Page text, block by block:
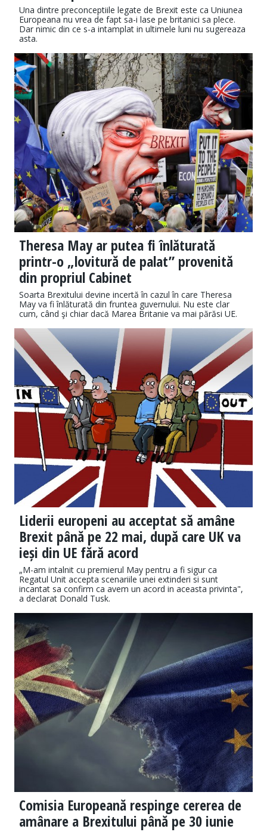
Una dintre preconceptiile legate de Brexit este ca Uniunea
Europeana nu vrea de fapt sa-i lase pe britanici sa plece.
Dar nimic din ce s-a intamplat in ultimele luni nu sugereaza
asta.
Theresa May ar putea fi înlăturată
printr-o „lovitură de palat” provenită
din propriul Cabinet
Soarta Brexitului devine incertă în cazul în care Theresa
May va fi înlăturată din fruntea guvernului. Nu este clar
cum, când şi chiar dacă Marea Britanie va mai părăsi UE.
Liderii europeni au acceptat să amâne
Brexit până pe 22 mai, după care UK va
ieși din UE fără acord
„M-am intalnit cu premierul May pentru a fi sigur ca
Regatul Unit accepta scenariile unei extinderi si sunt
incantat sa confirm ca avem un acord in aceasta privinta",
a declarat Donald Tusk.
Comisia Europeană respinge cererea de
amânare a Brexitului până pe 30 iunie